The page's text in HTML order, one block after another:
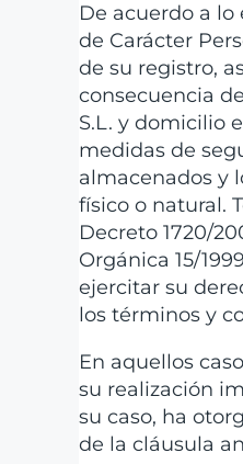
De acuerdo a lo
de Carácter
de su registro,
consecuencia
S.L. y domicilio
medidas de
almacenados y
físico o natural.
Decreto 1720/
Orgánica 15/
ejercitar su
los términos y
En aquellos
su realización
su caso, ha
de la cláusula